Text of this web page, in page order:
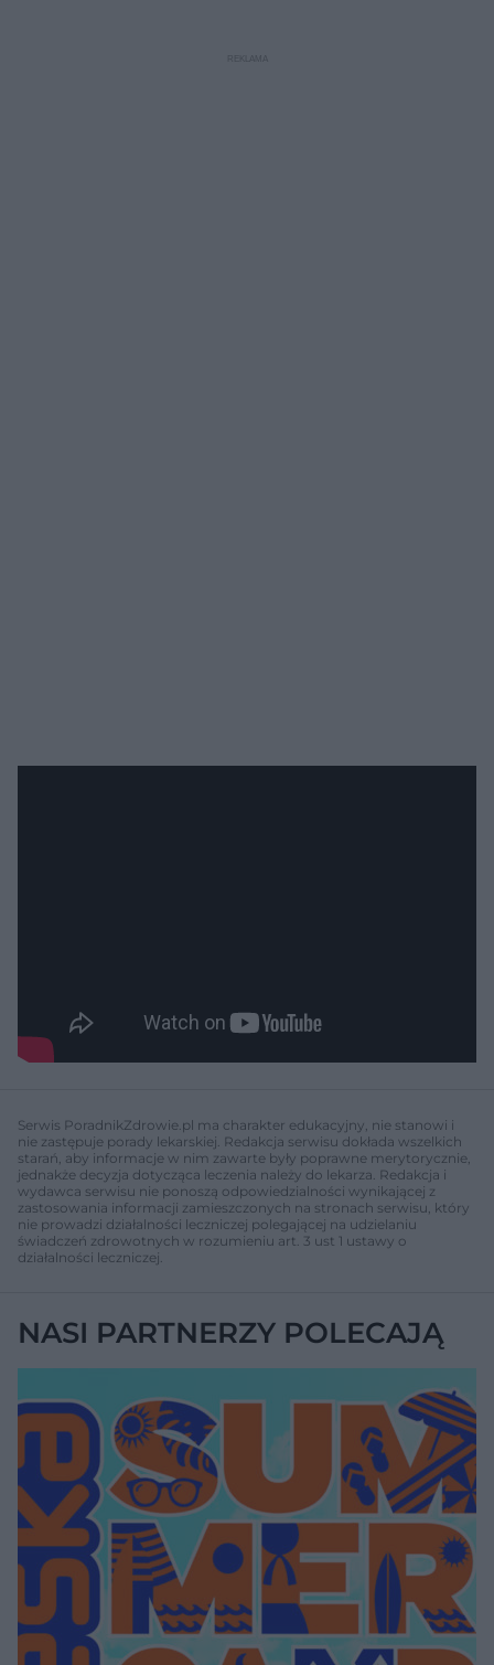
Serwis PoradnikZdrowie.pl ma charakter edukacyjny, nie stanowi i
nie zastępuje porady lekarskiej. Redakcja serwisu dokłada wszelkich
starań, aby informacje w nim zawarte były poprawne merytorycznie,
jednakże decyzja dotycząca leczenia należy do lekarza. Redakcja i
wydawca serwisu nie ponoszą odpowiedzialności wynikającej z
zastosowania informacji zamieszczonych na stronach serwisu, który
nie prowadzi działalności leczniczej polegającej na udzielaniu
świadczeń zdrowotnych w rozumieniu art. 3 ust 1 ustawy o
działalności leczniczej.
NASI PARTNERZY POLECAJĄ